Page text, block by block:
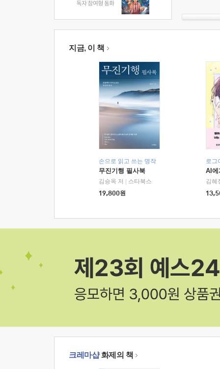
지금, 이 책
손으로 읽고 쓰는 명작
무진기행 필사북
김승옥 저
스타북스
19,800원
로그
AI에
김혜
크레마샵화제의 책